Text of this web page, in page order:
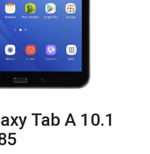
Tab A 10.1